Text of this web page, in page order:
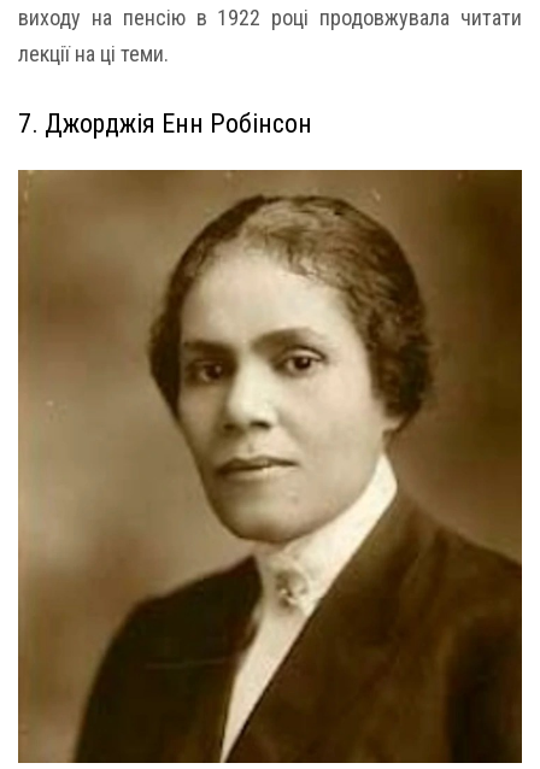
виходу на пенсію в 1922 році продовжувала читати
лекції на ці теми.
7. Джорджія Енн Робінсон